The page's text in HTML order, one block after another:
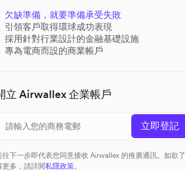
欠缺準備，就要準備承受失敗
引領客戶取得環球成功表現
採用針對行業設計的金融基礎設施
專為電商而設的商業帳戶
立 Airwallex 企業帳戶
立即登記
往下一步即代表您同意接收 Airwallex 的推廣通訊。如欲了
更多，請詳閱私隱政策。